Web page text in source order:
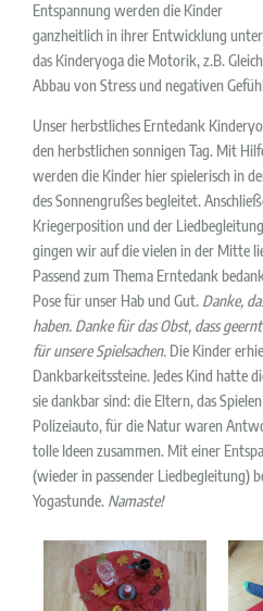
Entspannung werden die Kinder
ganzheitlich in ihrer Entwicklung
das Kinderyoga die Motorik, z.B.
Abbau von Stress und negativen
Unser herbstliches Erntedank
den herbstlichen sonnigen Tag. Mit
werden die Kinder hier spielerisch in
des Sonnengrußes begleitet.
Kriegerposition und der
gingen wir auf die vielen in der Mitte
Passend zum Thema Erntedank
Pose für unser Hab und Gut. Danke,
haben. Danke für das Obst, dass
für unsere Spielsachen. Die Kinder
Dankbarkeitssteine. Jedes Kind hatte
sie dankbar sind: die Eltern, das
Polizeiauto, für die Natur waren
tolle Ideen zusammen. Mit einer
(wieder in passender Liedbegleitung)
Yogastunde. Namaste!